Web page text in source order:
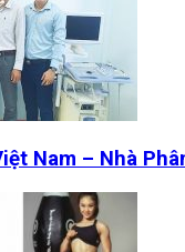
Nam – Nhà